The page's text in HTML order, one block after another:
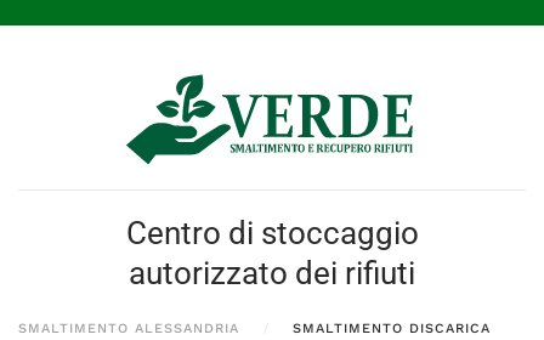
Centro di stoccaggio
autorizzato dei rifiuti
SMALTIMENTO ALESSANDRIA
SMALTIMENTO DISCARICA